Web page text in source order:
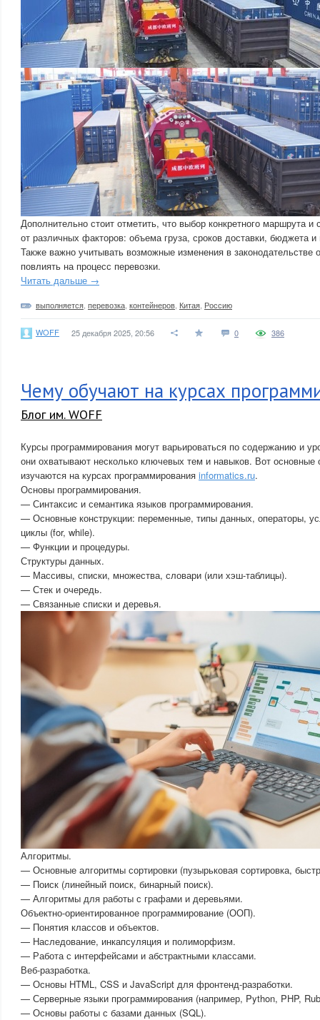
Дополнительно стоит отметить, что выбор конкретного маршрута и
от различных факторов: объема груза, сроков доставки, бюджета и
Также важно учитывать возможные изменения в законодательстве
повлиять на процесс перевозки.
Читать дальше →
выполняется перевозка контейнеров Китая Россию
WOFF 25 декабря 2025, 20:56 0 386
Чему обучают на курсах
Блог им. WOFF
Курсы программирования могут варьироваться по содержанию и
они охватывают несколько ключевых тем и навыков. Вот основные
изучаются на курсах программирования informatics.ru.
Основы программирования.
— Синтаксис и семантика языков программирования.
— Основные конструкции: переменные, типы данных, операторы,
циклы (for, while).
— Функции и процедуры.
Структуры данных.
— Массивы, списки, множества, словари (или хэш-таблицы).
— Стек и очередь.
— Связанные списки и деревья.
Алгоритмы.
— Основные алгоритмы сортировки (пузырьковая сортировка,
— Поиск (линейный поиск, бинарный поиск).
— Алгоритмы для работы с графами и деревьями.
Объектно-ориентированное программирование (ООП).
— Понятия классов и объектов.
— Наследование, инкапсуляция и полиморфизм.
— Работа с интерфейсами и абстрактными классами.
Веб-разработка.
— Основы HTML, CSS и JavaScript для фронтенд-разработки.
— Серверные языки программирования (например, Python, PHP,
— Основы работы с базами данных (SQL).